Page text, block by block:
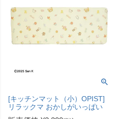
[キッチンマット（小）OPIST]
リラックマ おかしがいっぱい